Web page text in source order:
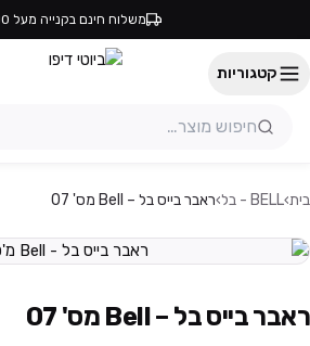
משלוח חינם בקנייה מעל ₪300
קטגוריות
בית›BELL - בל ›ראבר בייס בל – Bell מס' 07
ראבר בייס בל – Bell מס' 07